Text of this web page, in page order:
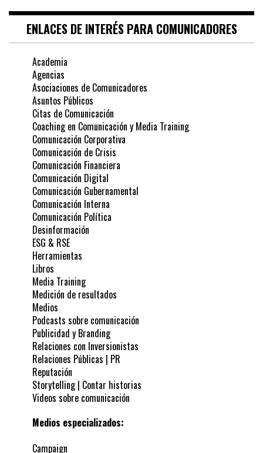
ENLACES DE INTERÉS PARA COMUNICADORES
Academia
Agencias
Asociaciones de Comunicadores
Asuntos Públicos
Citas de Comunicación
Coaching en Comunicación y Media Training
Comunicación Corporativa
Comunicación de Crisis
Comunicación Financiera
Comunicación Digital
Comunicación Gubernamental
Comunicación Interna
Comunicación Política
Desinformación
ESG & RSE
Herramientas
Libros
Media Training
Medición de resultados
Medios
Podcasts sobre comunicación
Publicidad y Branding
Relaciones con Inversionistas
Relaciones Públicas | PR
Reputación
Storytelling | Contar historias
Videos sobre comunicación
Medios especializados:
Campaign